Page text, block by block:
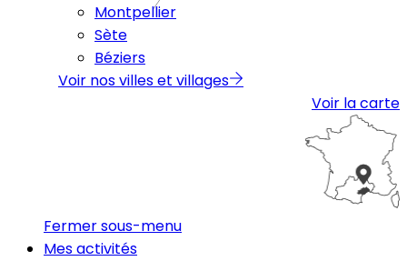
Montpellier
Sète
Béziers
Voir nos villes et villages
Voir la carte
Fermer sous-menu
Mes activités